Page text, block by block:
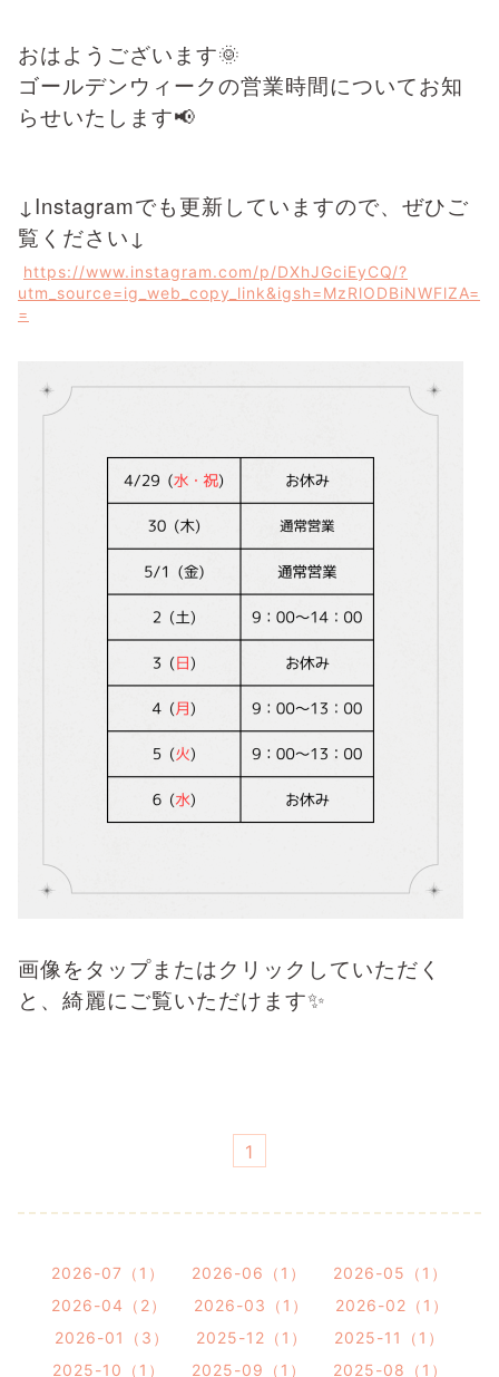
おはようございます🌞
ゴールデンウィークの営業時間についてお知
らせいたします📢
↓Instagramでも更新していますので、ぜひご
覧ください↓
https://www.instagram.com/p/DXhJGciEyCQ/?
utm_source=ig_web_copy_link&igsh=MzRlODBiNWFlZA=
=
画像をタップまたはクリックしていただく
と、綺麗にご覧いただけます✨
1
2026-07（1） 2026-06（1）
2026-05（1）
2026-04（2）
2026-03（1）
2026-02（1）
2026-01（3）
2025-12（1）
2025-11（1）
2025-10（1）
2025-09（1） 2025-08（1）